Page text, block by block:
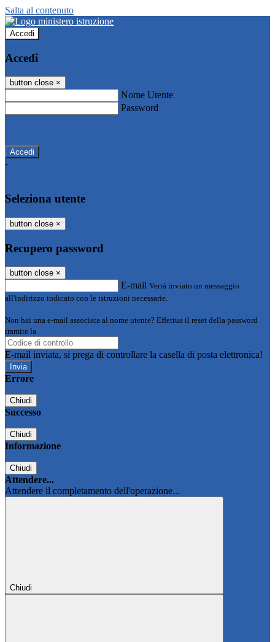
Salta al contenuto
Accedi
Accedi
button close ×
Nome Utente
Password
-
Seleziona utente
button close ×
Recupero password
button close ×
E-mail Verrà inviato un messaggio
all'indirizzo indicato con le istruzioni necessarie.
Non hai una e-mail associata al nome utente? Effettua il reset della password
tramite la
E-mail inviata, si prega di controllare la casella di posta elettronica!
Errore
Chiudi
Successo
Chiudi
Informazione
Chiudi
Attendere...
Attendere il completamento dell'operazione...
Chiudi